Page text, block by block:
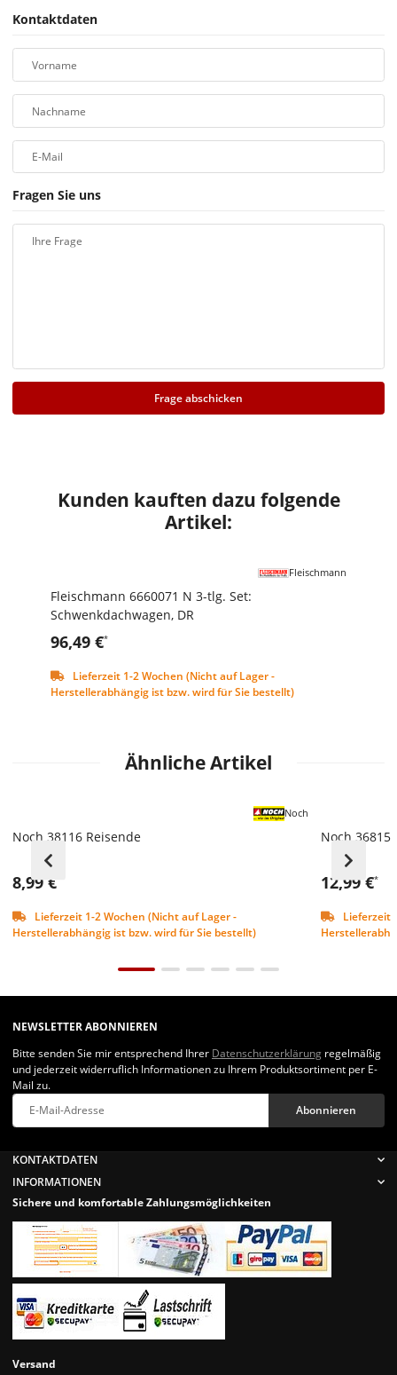
Kontaktdaten
Vorname
Nachname
E-Mail
Fragen Sie uns
Ihre Frage
Frage abschicken
Kunden kauften dazu folgende
Artikel:
Fleischmann 6660071 N 3-tlg. Set:
Schwenkdachwagen, DR
96,49 €*
Lieferzeit 1-2 Wochen (Nicht auf Lager -
Herstellerabhängig ist bzw. wird für Sie bestellt)
Fleischmann
Ähnliche Artikel
Noch 38116 Reisende
8,99 €
Lieferzeit 1-2 Wochen (Nicht auf Lager -
Herstellerabhängig ist bzw. wird für Sie bestellt)
Noch
Noch 36815
12,99 €*
Lieferzeit
KONTAKTDATEN
INFORMATIONEN
Sichere und komfortable Zahlungsmöglichkeiten
Versand
NEWSLETTER ABONNIEREN
Bitte senden Sie mir entsprechend Ihrer Datenschutzerklärung regelmäßig
und jederzeit widerruflich Informationen zu Ihrem Produktsortiment per E-
Mail zu.
Abonnieren